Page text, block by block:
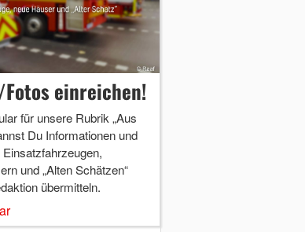
einreichen!
für unsere Rubrik „Aus
Du Informationen und
und „Alten Schätzen“
übermitteln.